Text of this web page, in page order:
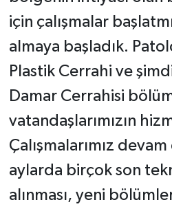
için çalışmalar
almaya başladık.
Plastik Cerrahi ve
Damar Cerrahisi
vatandaşlarımızın
Çalışmalarımız
aylarda birçok son
alınması, yeni